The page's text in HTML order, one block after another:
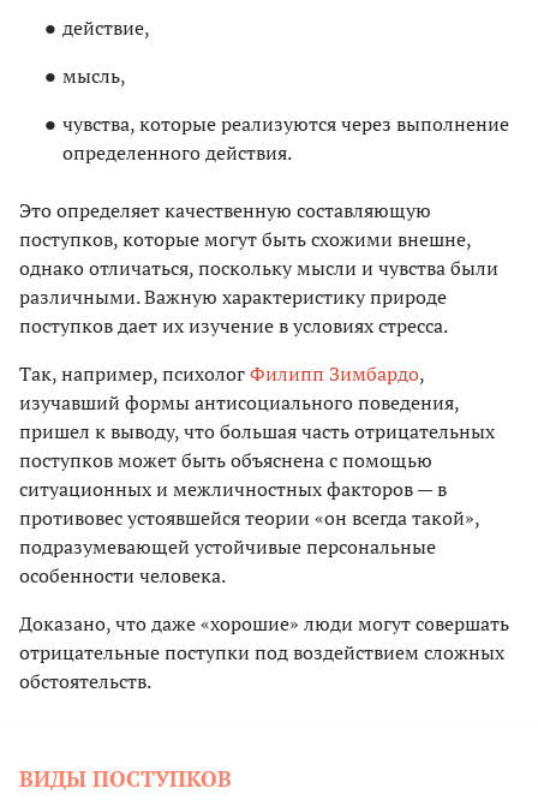
действие,
мысль,
чувства, которые реализуются через выполнение
определенного действия.
Это определяет качественную составляющую
поступков, которые могут быть схожими внешне,
однако отличаться, поскольку мысли и чувства были
различными. Важную характеристику природе
поступков дает их изучение в условиях стресса.
Так, например, психологФилипп Зимбардо,
изучавший формы антисоциального поведения,
пришел к выводу, что большая часть отрицательных
поступков может быть объяснена с помощью
ситуационных и межличностных факторов — в
противовес устоявшейся теории «он всегда такой»,
подразумевающей устойчивые персональные
особенности человека.
Доказано, что даже «хорошие» люди могут совершать
отрицательные поступки под воздействием сложных
обстоятельств.
ВИДЫ ПОСТУПКОВ